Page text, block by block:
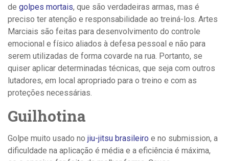
de golpes mortais, que são verdadeiras armas, mas é
preciso ter atenção e responsabilidade ao treiná-los. Artes
Marciais são feitas para desenvolvimento do controle
emocional e físico aliados à defesa pessoal e não para
serem utilizadas de forma covarde na rua. Portanto, se
quiser aplicar determinadas técnicas, que seja com outros
lutadores, em local apropriado para o treino e com as
proteções necessárias.
Guilhotina
Golpe muito usado no jiu-jitsu brasileiro e no submission, a
dificuldade na aplicação é média e a eficiência é máxima,